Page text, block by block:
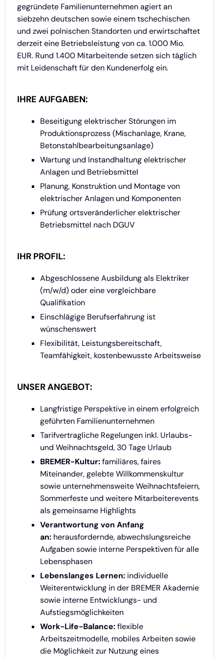
gegründete Familienunternehmen agiert an
siebzehn deutschen sowie einem tschechischen
und zwei polnischen Standorten und erwirtschaftet
derzeit eine Betriebsleistung von ca. 1.000 Mio.
EUR. Rund 1.400 Mitarbeitende setzen sich täglich
mit Leidenschaft für den Kundenerfolg ein.
IHRE AUFGABEN:
Beseitigung elektrischer Störungen im
Produktionsprozess (Mischanlage, Krane,
Betonstahlbearbeitungsanlage)
Wartung und Instandhaltung elektrischer
Anlagen und Betriebsmittel
Planung, Konstruktion und Montage von
elektrischer Anlagen und Komponenten
Prüfung ortsveränderlicher elektrischer
Betriebsmittel nach DGUV
IHR PROFIL:
Abgeschlossene Ausbildung als Elektriker
(m/w/d) oder eine vergleichbare
Qualifikation
Einschlägige Berufserfahrung ist
wünschenswert
Flexibilität, Leistungsbereitschaft,
Teamfähigkeit, kostenbewusste Arbeitsweise
UNSER ANGEBOT:
Langfristige Perspektive in einem erfolgreich
geführten Familienunternehmen
Tarifvertragliche Regelungen inkl. Urlaubs-
und Weihnachtsgeld, 30 Tage Urlaub
BREMER-Kultur:familiäres, faires
Miteinander, gelebte Willkommenskultur
sowie unternehmensweite Weihnachtsfeiern,
Sommerfeste und weitere Mitarbeiterevents
als gemeinsame Highlights
Verantwortung von Anfang
an: herausfordernde, abwechslungsreiche
Aufgaben sowie interne Perspektiven für alle
Lebensphasen
Lebenslanges Lernen: individuelle
Weiterentwicklung in der BREMER Akademie
sowie interne Entwicklungs- und
Aufstiegsmöglichkeiten
Work-Life-Balance:flexible
Arbeitszeitmodelle, mobiles Arbeiten sowie
die Möglichkeit zur Nutzung eines